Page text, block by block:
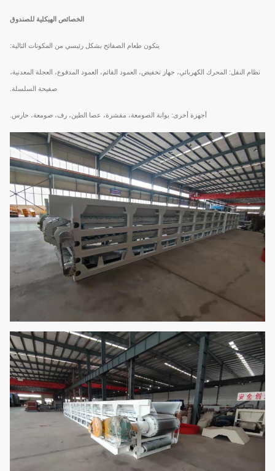
الخصائص الهيكلية للصندوق
يتكون طعام الصفائح بشكل رئيسي من المكونات التالية:
نظام النقل: المحرك الكهربائي، جهاز تخفيض، العمود القائم، العمود المدفوع، العجلة المعدنية،
صفيحة السلسلة.
أجهزة أخرى: بوابة الصومعة، مقشرة، عصا الطين، رف، صومعة، حارس.